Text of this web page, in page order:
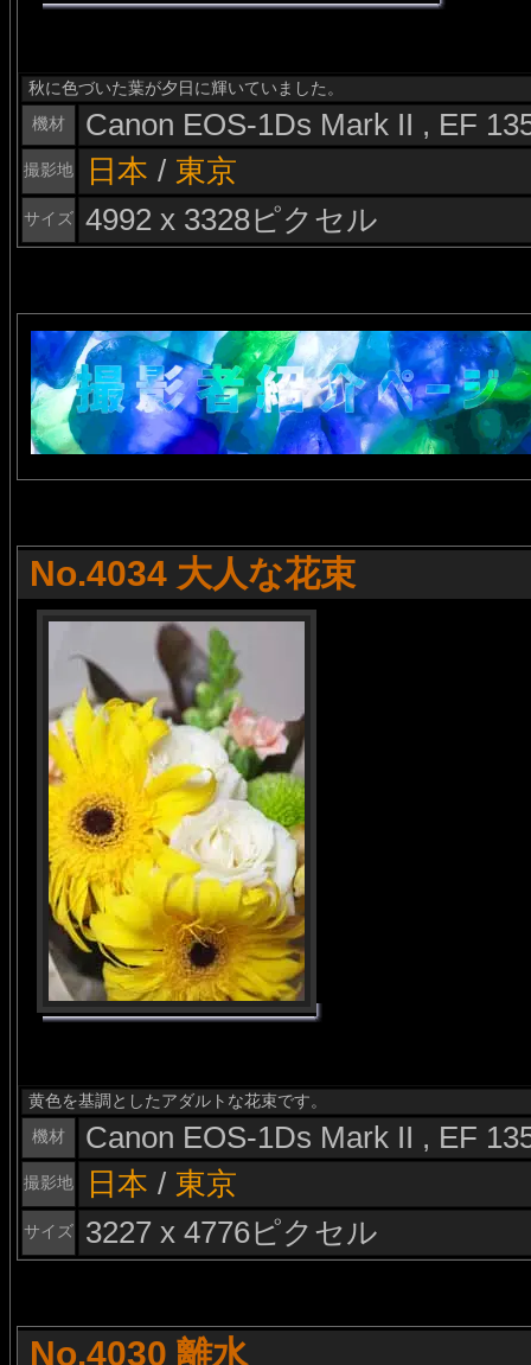
秋に色づいた葉が夕日に輝いていました。
機材
Canon EOS-1Ds Mark II , EF
撮影地 日本 / 東京
サイズ 4992 x 3328ピクセル
No.4034 大人な花束
黄色を基調としたアダルトな花束です。
機材
Canon EOS-1Ds Mark II , EF
撮影地 日本 / 東京
サイズ 3227 x 4776ピクセル
No.4030 離水